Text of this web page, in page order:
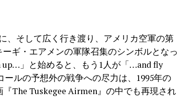
、そして広く行き渡り、アメリカ空軍の第
ギ・エアメンの軍隊召集のシンボルとなっ
」と始めると、もう1人が「…and fly
ルの予想外の戦争への尽力は、1995年の
The Tuskegee Airmen』の中でも再現され